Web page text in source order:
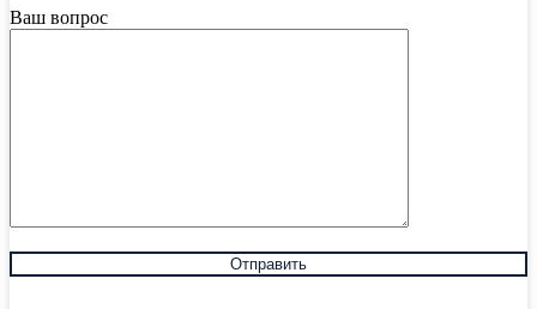
Ваш вопрос